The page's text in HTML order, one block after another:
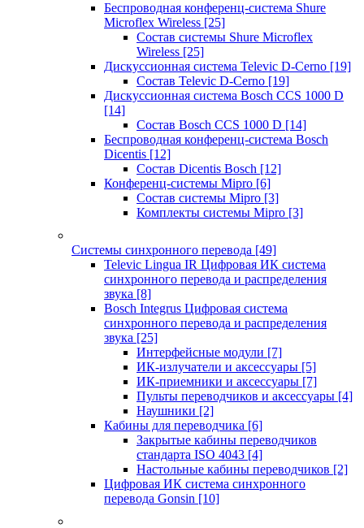
Беспроводная конференц-система Shure
Microflex Wireless [25]
Состав системы Shure Microflex
Wireless [25]
Дискуссионная система Televic D-Cerno [19]
Состав Televic D-Cerno [19]
Дискуссионная система Bosch CCS 1000 D
[14]
Состав Bosch CCS 1000 D [14]
Беспроводная конференц-система Bosch
Dicentis [12]
Состав Dicentis Bosch [12]
Конференц-системы Mipro [6]
Состав системы Mipro [3]
Комплекты системы Mipro [3]
Системы синхронного перевода [49]
Televic Lingua IR Цифровая ИК система
синхронного перевода и распределения
звука [8]
Bosch Integrus Цифровая система
синхронного перевода и распределения
звука [25]
Интерфейсные модули [7]
ИК-излучатели и аксессуары [5]
ИК-приемники и аксессуары [7]
Пульты переводчиков и аксессуары [4]
Наушники [2]
Кабины для переводчика [6]
Закрытые кабины переводчиков
стандарта ISO 4043 [4]
Настольные кабины переводчиков [2]
Цифровая ИК система синхронного
перевода Gonsin [10]